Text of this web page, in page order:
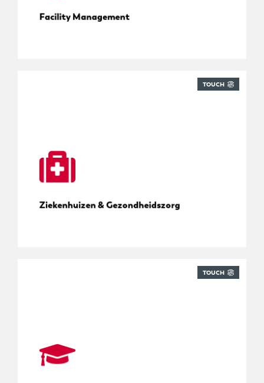
Facility Management
TOUCH
Ziekenhuizen & Gezondheidszorg
TOUCH